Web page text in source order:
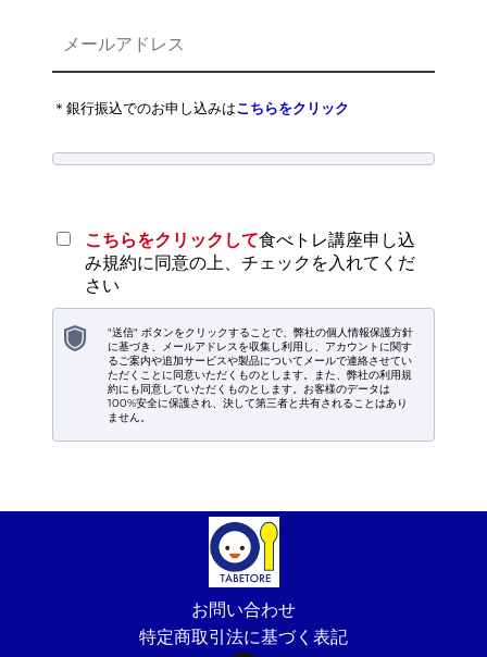
＊銀行振込でのお申し込みはこちらをクリック
こちらをクリックして食べトレ講座申し込
み規約に同意の上、チェックを入れてくだ
さい
"送信" ボタンをクリックすることで、弊社の個人情報保護方針
に基づき、メールアドレスを収集し利用し、アカウントに関す
るご案内や追加サービスや製品についてメールで連絡させてい
ただくことに同意いただくものとします。また、弊社の利用規
約にも同意していただくものとします。お客様のデータは
100%安全に保護され、決して第三者と共有されることはあり
ません。
特定商取引法に基づく表記
お問い合わせ